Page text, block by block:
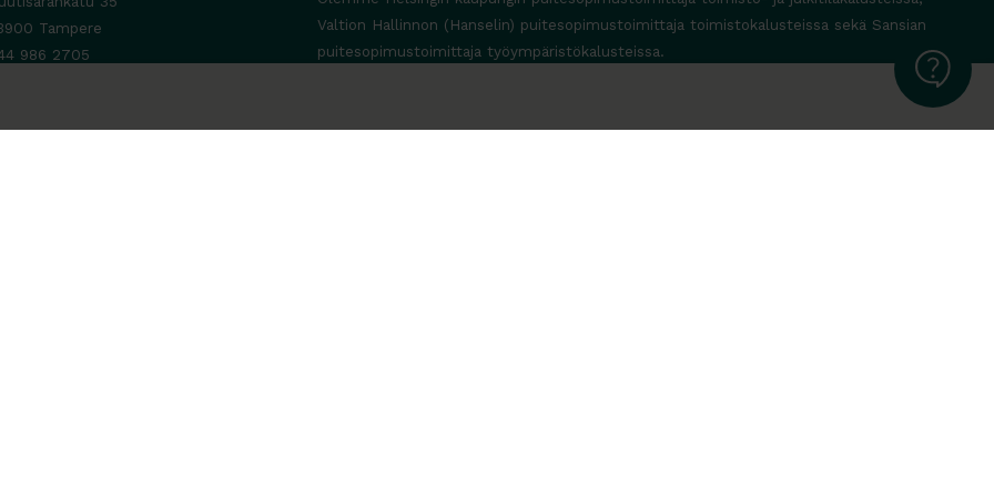
Tampere
986 2705
Valtion Hallinnon (Hanselin) puitesopimustoimittaja toimistokalusteissa sekä Sansian
puitesopimustoimittaja työympäristökalusteissa.